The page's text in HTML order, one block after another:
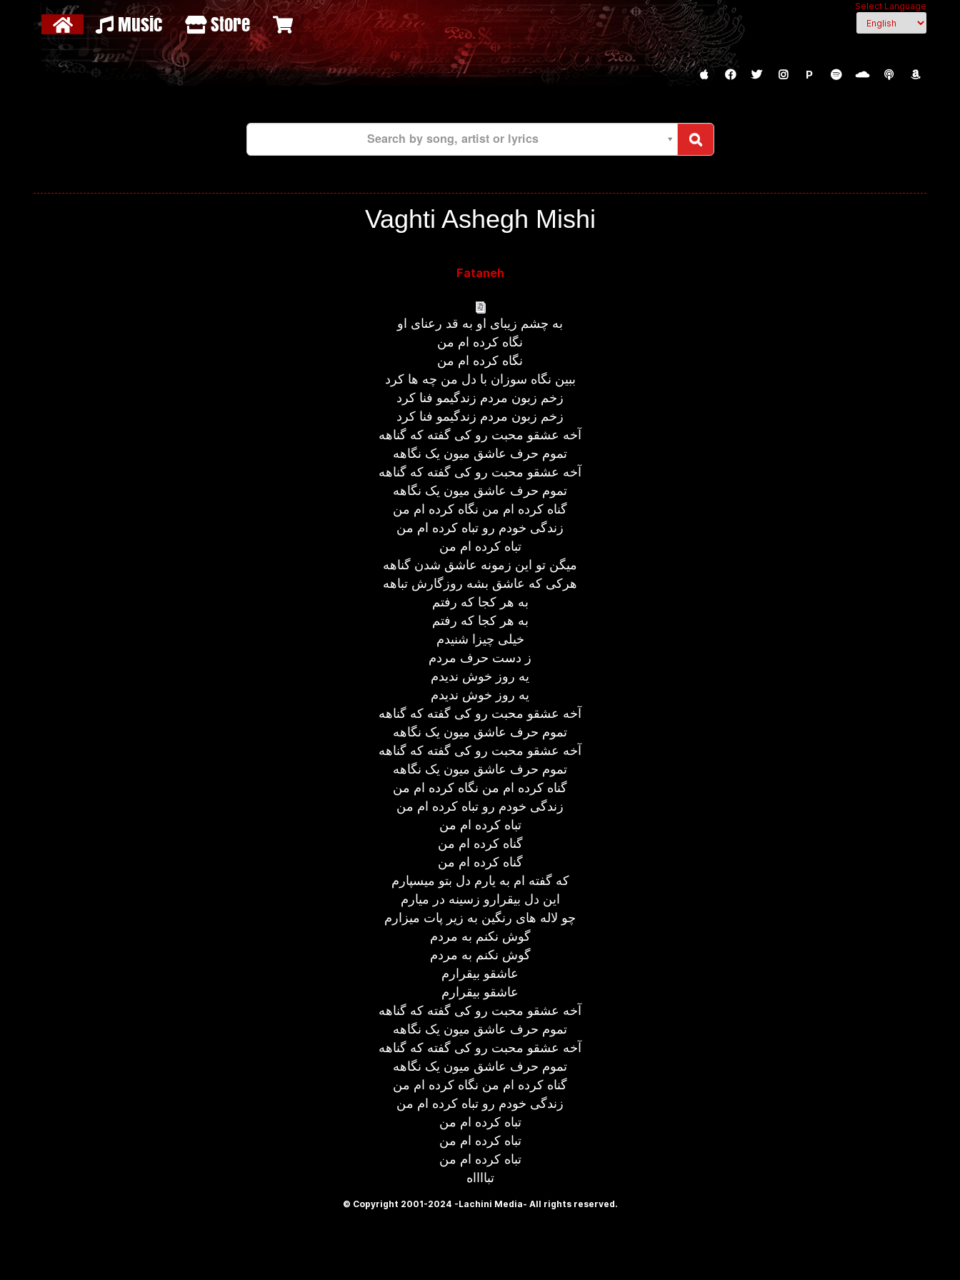
Select Language
Music Store
P
Search by song, artist or lyrics
Vaghti Ashegh Mishi
Fataneh
به چشم زیبای او به قد رعنای او
نگاه کرده ام من
نگاه کرده ام من
ببین نگاه سوزان با دل من چه ها کرد
زخم زبون مردم زندگیمو فنا کرد
زخم زبون مردم زندگیمو فنا کرد
آخه عشقو محبت رو کی گفته که گناهه
تموم حرف عاشق میون یک نگاهه
آخه عشقو محبت رو کی گفته که گناهه
تموم حرف عاشق میون یک نگاهه
گناه کرده ام من نگاه کرده ام من
زندگی خودم رو تباه کرده ام من
تباه کرده ام من
میگن تو این زمونه عاشق شدن گناهه
هرکی که عاشق بشه روزگارش تباهه
به هر کجا که رفتم
به هر کجا که رفتم
خیلی چیزا شنیدم
ز دست حرف مردم
یه روز خوش ندیدم
یه روز خوش ندیدم
آخه عشقو محبت رو کی گفته که گناهه
تموم حرف عاشق میون یک نگاهه
آخه عشقو محبت رو کی گفته که گناهه
تموم حرف عاشق میون یک نگاهه
گناه کرده ام من نگاه کرده ام من
زندگی خودم رو تباه کرده ام من
تباه کرده ام من
گناه کرده ام من
گناه کرده ام من
که گفته ام به یارم دل بتو میسپارم
این دل بیقرارو زسینه در میارم
چو لاله های رنگین به زیر پات میزارم
گوش نکنم به مردم
گوش نکنم به مردم
عاشقو بیقرارم
عاشقو بیقرارم
آخه عشقو محبت رو کی گفته که گناهه
تموم حرف عاشق میون یک نگاهه
آخه عشقو محبت رو کی گفته که گناهه
تموم حرف عاشق میون یک نگاهه
گناه کرده ام من نگاه کرده ام من
زندگی خودم رو تباه کرده ام من
تباه کرده ام من
تباه کرده ام من
تباه کرده ام من
تبااااه
© Copyright 2001-2024 -Lachini Media- All rights reserved.